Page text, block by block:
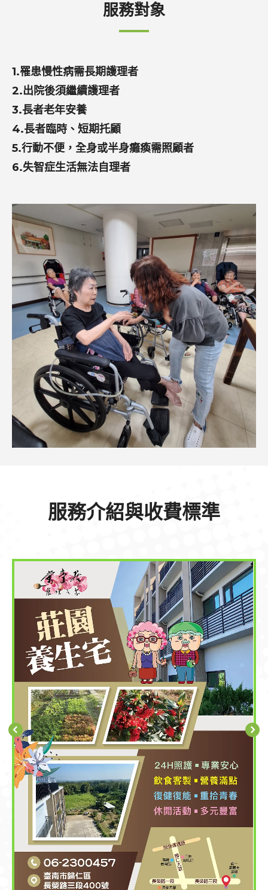
服務對象
1.罹患慢性病需長期護理者
2.出院後須繼續護理者
3.長者老年安養
4.長者臨時、短期托顧
5.行動不便，全身或半身癱瘓需照顧者
6.失智症生活無法自理者
服務介紹與收費標準